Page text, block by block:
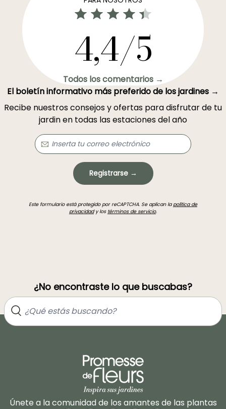
4,4/5
Todos los comentarios →
El boletín informativo más preferido de los jardines →
Recibe nuestros consejos y ofertas para disfrutar de tu
jardin en todas las estaciones del año
Registrarse →
Este formulario está protegido por reCAPTCHA. Se aplican la política de
privacidady los términos de servicio.
¿No encontraste lo que buscabas?
Únete a la comunidad de los amantes de las plantas